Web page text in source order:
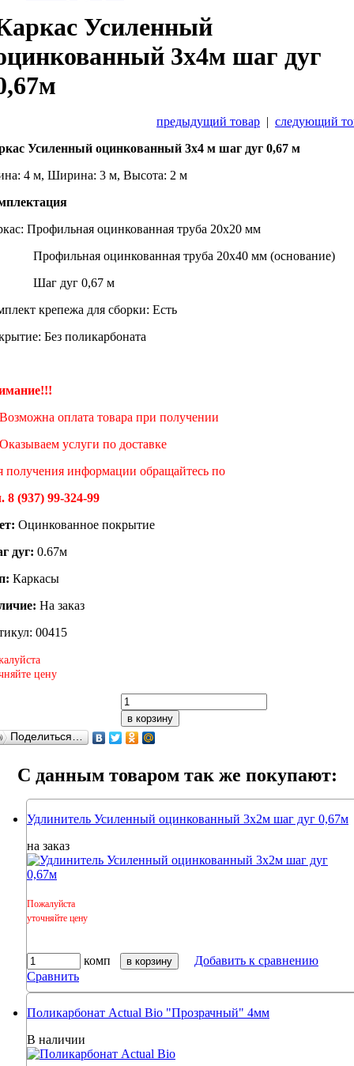
Усиленный
3х4м шаг дуг
предыдущий товар | следующий
Усиленный оцинкованный 3х4 м шаг дуг 0,67 м
4 м, Ширина: 3 м, Высота: 2 м
Профильная оцинкованная труба 20х20 мм
оцинкованная труба 20х40 мм (основание)
дуг 0,67 м
крепежа для сборки: Есть
Без поликарбоната
оплата товара при получении
услуги по доставке
получения информации обращайтесь по
8 (937) 99-324-99
Оцинкованное покрытие
дуг: 0.67м
Каркасы
На заказ
00415
цену
в корзину
Поделиться…
C данным товаром так же покупают:
Удлинитель Усиленный оцинкованный 3х2м шаг дуг 0,67м
на заказ
Пожалуйста
уточняйте цену
комп в корзину
Добавить к сравнению
Сравнить
Поликарбонат Actual Bio "Прозрачный" 4мм
В наличии